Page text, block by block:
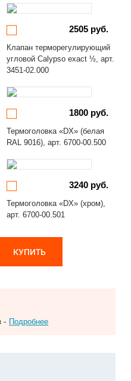
2505 руб.
Клапан терморегулирующий
угловой Calypso exact ½, арт.
3451-02.000
1800 руб.
Термоголовка «DX» (белая
RAL 9016), арт. 6700-00.500
3240 руб.
Термоголовка «DX» (хром),
арт. 6700-00.501
КУПИТЬ
- Подробнее